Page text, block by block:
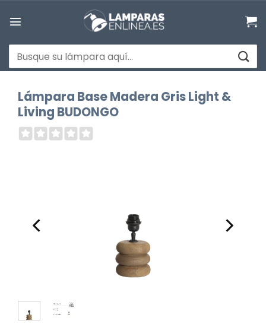
Buscar
por:
Lámpara Base Madera Gris Light &
Living BUDONGO